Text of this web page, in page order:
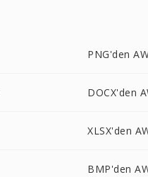
PNG'den
DOCX'den
XLSX'den
BMP'den